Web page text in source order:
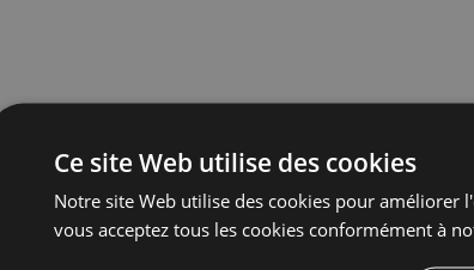
Ce site Web utilise des cookies
Notre site Web utilise des cookies pour améliorer
vous acceptez tous les cookies conformément à